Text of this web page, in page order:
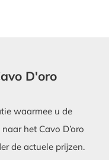
D'oro
waarmee u de
het Cavo D’oro
de actuele prijzen.